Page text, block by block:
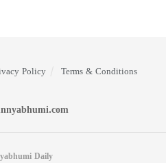
Policy Terms & Conditions
Daily